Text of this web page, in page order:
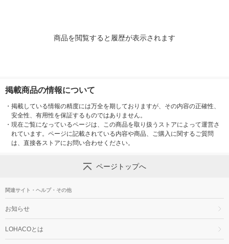
商品を閲覧すると履歴が表示されます
掲載商品の情報について
・ 掲載している情報の精度には万全を期しておりますが、その内容の正確性、
安全性、有用性を保証するものではありません。
・ 現在ご覧になっているページは、この商品を取り扱うストアによって運営さ
れています。ページに記載されている内容や商品、ご購入に関するご質問
は、直接各ストアにお問い合わせください。
ページトップへ
関連サイト・ヘルプ・その他
お知らせ
LOHACOとは